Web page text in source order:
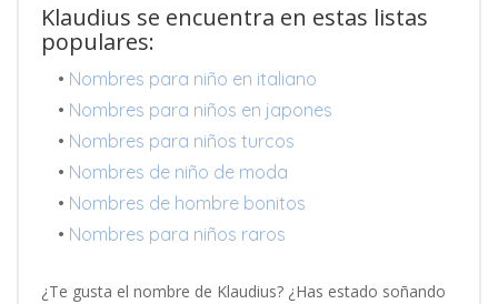
Klaudius se encuentra en estas listas
populares:
• Nombres para niño en italiano
• Nombres para niños en japones
• Nombres para niños turcos
• Nombres de niño de moda
• Nombres de hombre bonitos
• Nombres para niños raros
¿Te gusta el nombre de Klaudius? ¿Has estado soñando